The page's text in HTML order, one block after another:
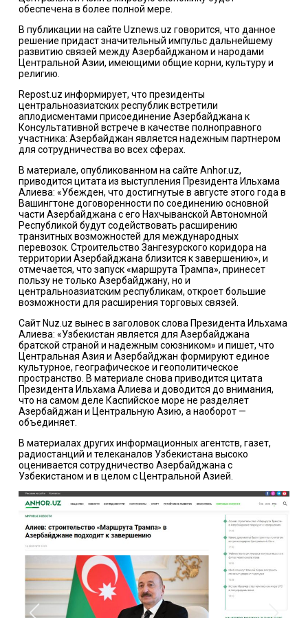
обеспечена в более полной мере.
В публикации на сайте Uznews.uz говорится, что данное
решение придаст значительный импульс дальнейшему
развитию связей между Азербайджаном и народами
Центральной Азии, имеющими общие корни, культуру и
религию.
Repost.uz информирует, что президенты
центральноазиатских республик встретили
аплодисментами присоединение Азербайджана к
Консультативной встрече в качестве полноправного
участника: Азербайджан является надежным партнером
для сотрудничества во всех сферах.
В материале, опубликованном на сайте Anhor.uz,
приводится цитата из выступления Президента Ильхама
Алиева: «Убежден, что достигнутые в августе этого года в
Вашингтоне договоренности по соединению основной
части Азербайджана с его Нахчыванской Автономной
Республикой будут содействовать расширению
транзитных возможностей для международных
перевозок. Строительство Зангезурского коридора на
территории Азербайджана близится к завершению», и
отмечается, что запуск «маршрута Трампа», принесет
пользу не только Азербайджану, но и
центральноазиатским республикам, откроет большие
возможности для расширения торговых связей.
Сайт Nuz.uz вынес в заголовок слова Президента Ильхама
Алиева: «Узбекистан является для Азербайджана
братской страной и надежным союзником» и пишет, что
Центральная Азия и Азербайджан формируют единое
культурное, географическое и геополитическое
пространство. В материале снова приводится цитата
Президента Ильхама Алиева и доводится до внимания,
что на самом деле Каспийское море не разделяет
Азербайджан и Центральную Азию, а наоборот —
объединяет.
В материалах других информационных агентств, газет,
радиостанций и телеканалов Узбекистана высоко
оценивается сотрудничество Азербайджана с
Узбекистаном и в целом с Центральной Азией.